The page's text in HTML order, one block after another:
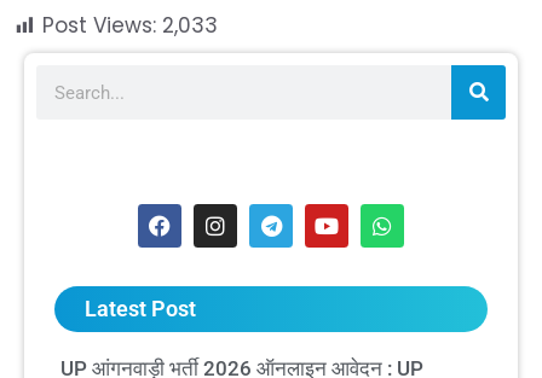
Post Views: 2,033
Latest Post
UP आंगनवाड़ी भर्ती 2026 ऑनलाइन आवेदन : UP